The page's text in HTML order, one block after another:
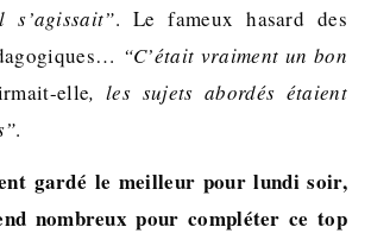
. Le fameux hasard des
“C’était vraiment un bon
elle, les sujets abordés étaient
.
gardé le meilleur pour lundi soir,
nombreux pour compléter ce top